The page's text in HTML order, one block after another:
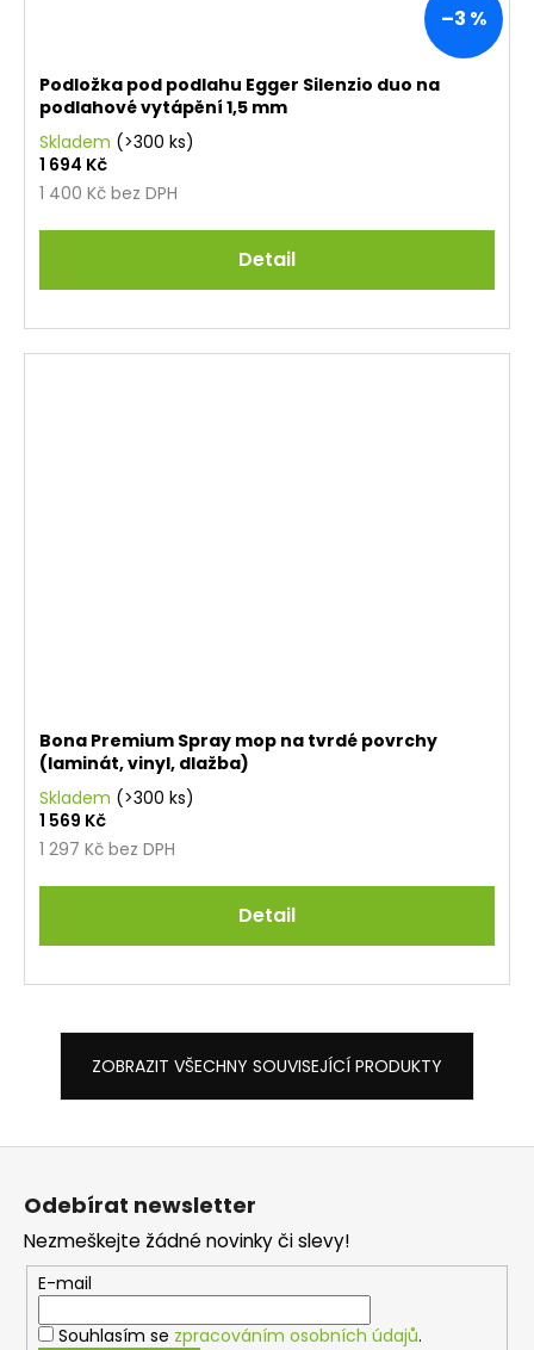
–3 %
Podložka pod podlahu Egger Silenzio duo na
podlahové vytápění 1,5 mm
Skladem (>300 ks)
1 400 Kč bez DPH
1 694 Kč
Detail
Bona Premium Spray mop na tvrdé povrchy
(laminát, vinyl, dlažba)
Skladem (>300 ks)
1 297 Kč bez DPH
1 569 Kč
Detail
ZOBRAZIT VŠECHNY SOUVISEJÍCÍ PRODUKTY
Odebírat newsletter
Nezmeškejte žádné novinky či slevy!
E-mail
Souhlasím se zpracováním osobních údajů.